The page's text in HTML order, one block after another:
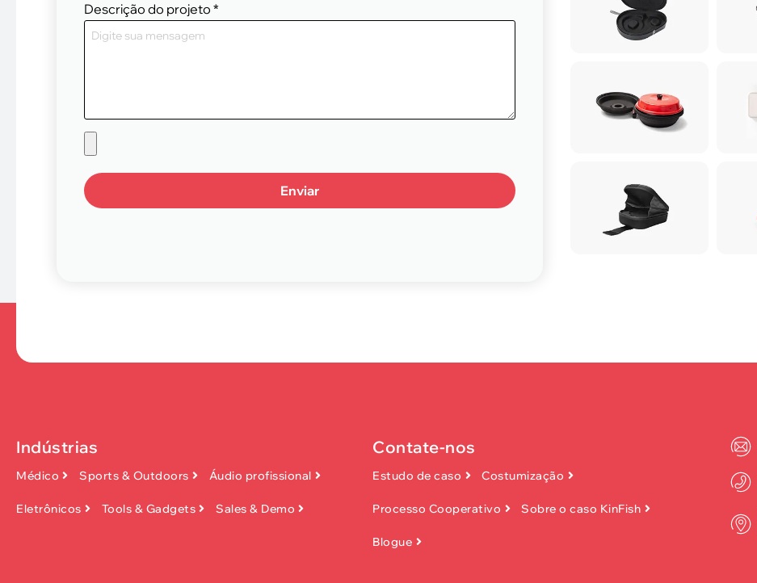
Descrição do projeto *
Enviar
Indústrias
Médico Sports & Outdoors Áudio profissional
Eletrônicos Tools & Gadgets Sales & Demo
Contate-nos
Estudo de caso Costumização
Processo Cooperativo Sobre o caso KinFish
Blogue